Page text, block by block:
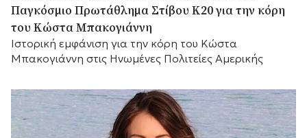
Παγκόσμιο Πρωτάθλημα Στίβου Κ20 για την κόρη
του Κώστα Μπακογιάννη
Ιστορική εμφάνιση για την κόρη του Κώστα
Μπακογιάννη στις Ηνωμένες Πολιτείες Αμερικής